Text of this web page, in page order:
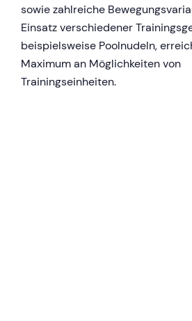
sowie zahlreiche
Einsatz verschiedener
beispielsweise Poolnudeln,
Maximum an Möglichkeiten von
Trainingseinheiten.